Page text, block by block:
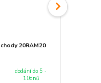
20RAM20
dodání do 5 -
10dnů